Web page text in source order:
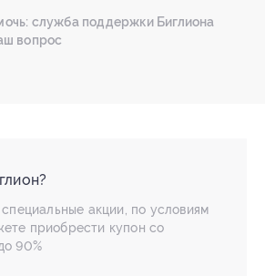
служба поддержки Биглиона
вопрос
акции, по условиям
приобрести купон со
90%